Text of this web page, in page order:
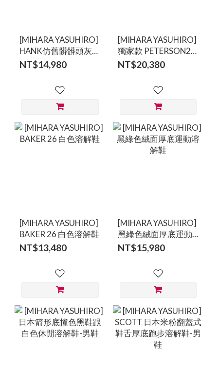
[MIHARA YASUHIRO]
HANK仿舊髒髒頭灰色
休閒鞋
NT$14,980
[MIHARA YASUHIRO]
獨家款 PETERSON23
黑色作舊鉚釘溶解鞋
NT$20,380
[MIHARA YASUHIRO]
BAKER 26 白色溶解鞋
NT$13,480
[MIHARA YASUHIRO]
黑綠色絨面厚底運動
溶解鞋
NT$15,980